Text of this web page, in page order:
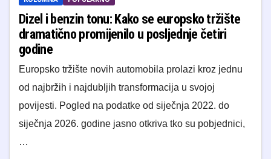
Dizel i benzin tonu: Kako se europsko tržište
dramatično promijenilo u posljednje četiri
godine
Europsko tržište novih automobila prolazi kroz jednu
od najbržih i najdubljih transformacija u svojoj
povijesti. Pogled na podatke od siječnja 2022. do
siječnja 2026. godine jasno otkriva tko su pobjednici,
…